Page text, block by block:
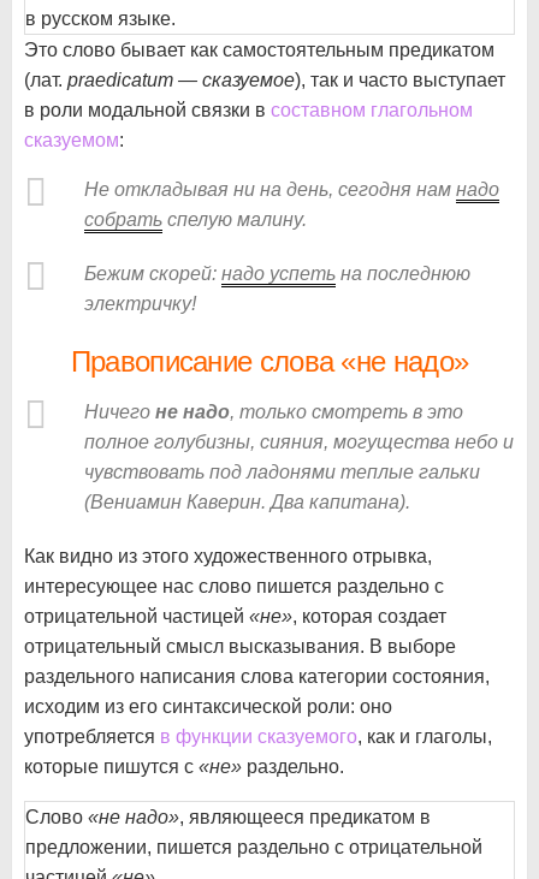
в русском языке.
Это слово бывает как самостоятельным предикатом
(лат. prаedicatum — cказуемое), так и часто выступает
в роли модальной связки в составном глагольном
сказуемом:
Не откладывая ни на день, сегодня нам надо
собрать спелую малину.
Бежим скорей: надо успеть на последнюю
электричку!
Правописание слова «не надо»
Ничего не надо, только смотреть в это
полное голубизны, сияния, могущества небо и
чувствовать под ладонями теплые гальки
(Вениамин Каверин. Два капитана).
Как видно из этого художественного отрывка,
интересующее нас слово пишется раздельно с
отрицательной частицей «не», которая создает
отрицательный смысл высказывания. В выборе
раздельного написания слова категории состояния,
исходим из его синтаксической роли: оно
употребляется в функции сказуемого, как и глаголы,
которые пишутся с «не» раздельно.
Слово «не надо», являющееся предикатом в
предложении, пишется раздельно с отрицательной